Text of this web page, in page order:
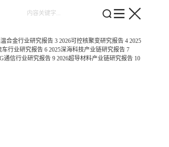
温合金行业研究报告 3 2026可控核聚变研究报告 4 2025
车行业研究报告 6 2025深海科技产业链研究报告 7
通信行业研究报告 9 2026超导材料产业链研究报告 10